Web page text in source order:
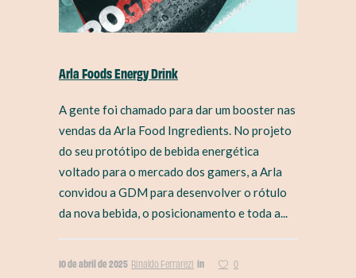
Arla Foods Energy Drink
A gente foi chamado para dar um booster nas
vendas da Arla Food Ingredients. No projeto
do seu protótipo de bebida energética
voltado para o mercado dos gamers, a Arla
convidou a GDM para desenvolver o rótulo
da nova bebida, o posicionamento e toda a...
10 de abril de 2025 Rinaldo Ferrarezi in
0